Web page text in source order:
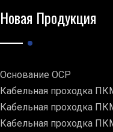
Новая Продукция
Основание ОСР
Кабельная проходка
Кабельная проходка
Кабельная проходка